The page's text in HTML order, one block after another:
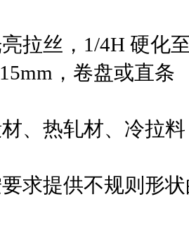
拉丝， 1/4H 硬化
15mm ，卷盘或直条
、热轧材、冷拉
求提供不规则形